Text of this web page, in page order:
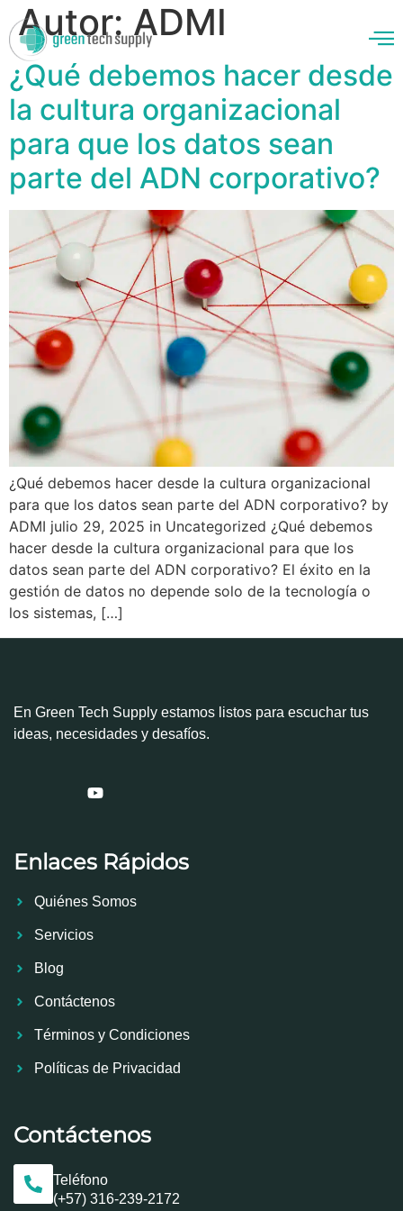
Autor: ADMI
¿Qué debemos hacer desde
la cultura organizacional
para que los datos sean
parte del ADN corporativo?
¿Qué debemos hacer desde la cultura organizacional
para que los datos sean parte del ADN corporativo? by
ADMI julio 29, 2025 in Uncategorized ¿Qué debemos
hacer desde la cultura organizacional para que los
datos sean parte del ADN corporativo? El éxito en la
gestión de datos no depende solo de la tecnología o
los sistemas, […]
En Green Tech Supply estamos listos para escuchar tus
ideas, necesidades y desafíos.
Enlaces Rápidos
Quiénes Somos
Servicios
Blog
Contáctenos
Términos y Condiciones
Políticas de Privacidad
Contáctenos
Teléfono
(+57) 316-239-2172